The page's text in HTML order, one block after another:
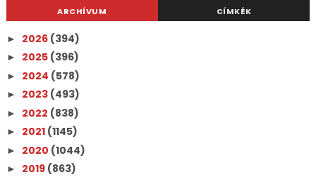
ARCHÍVUM CÍMKÉK
► 2026 (394)
► 2025 (396)
► 2024 (578)
► 2023 (493)
► 2022 (838)
► 2021 (1145)
► 2020 (1044)
► 2019 (863)